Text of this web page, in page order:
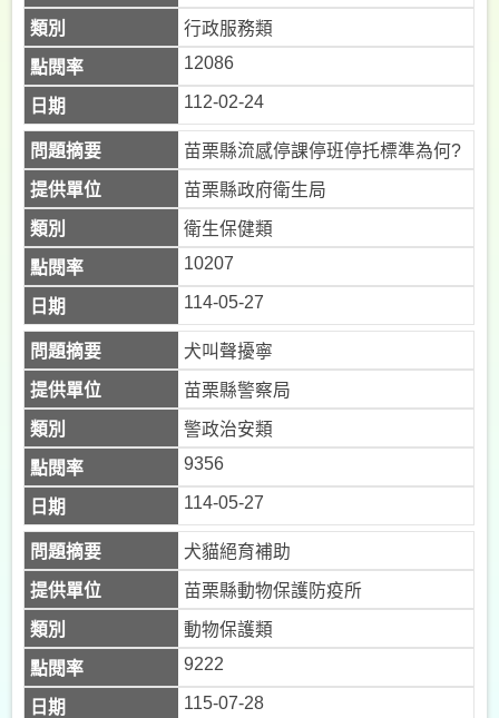
行政服務類
12086
112-02-24
苗栗縣流感停課停班停托標準為何?
苗栗縣政府衛生局
衛生保健類
10207
114-05-27
犬叫聲擾寧
苗栗縣警察局
警政治安類
9356
114-05-27
犬貓絕育補助
苗栗縣動物保護防疫所
動物保護類
9222
115-07-28